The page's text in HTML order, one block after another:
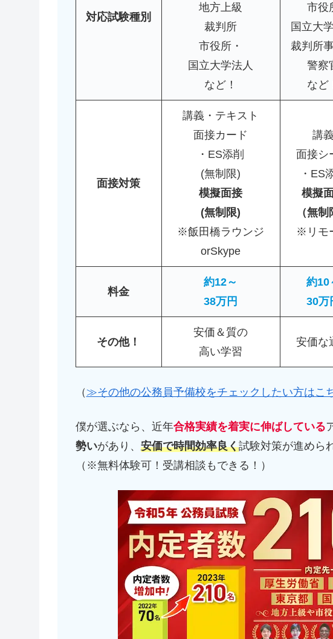
対応試験種別
地方上級
裁判所
市役所・
国立大学法人
など！
市役
国立大
裁判所
警察
など
面接対策
講義・テキスト
面接カード
・ES添削
(無制限)
模擬面接
(無制限)
※飯田橋ラウンジ
orSkype
講義
面接シ
・ES
模擬
（無制
※リモ
料金
約12～
38万円
約10
30万
その他！
安価＆質の
高い学習
安価な
（ ≫その他の公務員予備校をチェックしたい方はこ
僕が選ぶなら、近年合格実績を着実に伸ばしている
勢いがあり、 安価で時間効率良く試験対策が進めら
（※無料体験可！受講相談もできる！）